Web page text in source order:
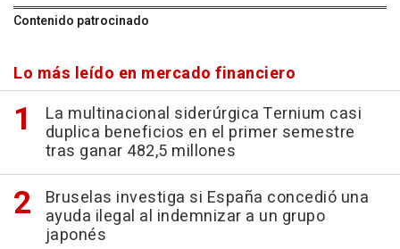
Contenido patrocinado
Lo más leído en mercado financiero
La multinacional siderúrgica Ternium casi
duplica beneficios en el primer semestre
tras ganar 482,5 millones
Bruselas investiga si España concedió una
ayuda ilegal al indemnizar a un grupo
japonés